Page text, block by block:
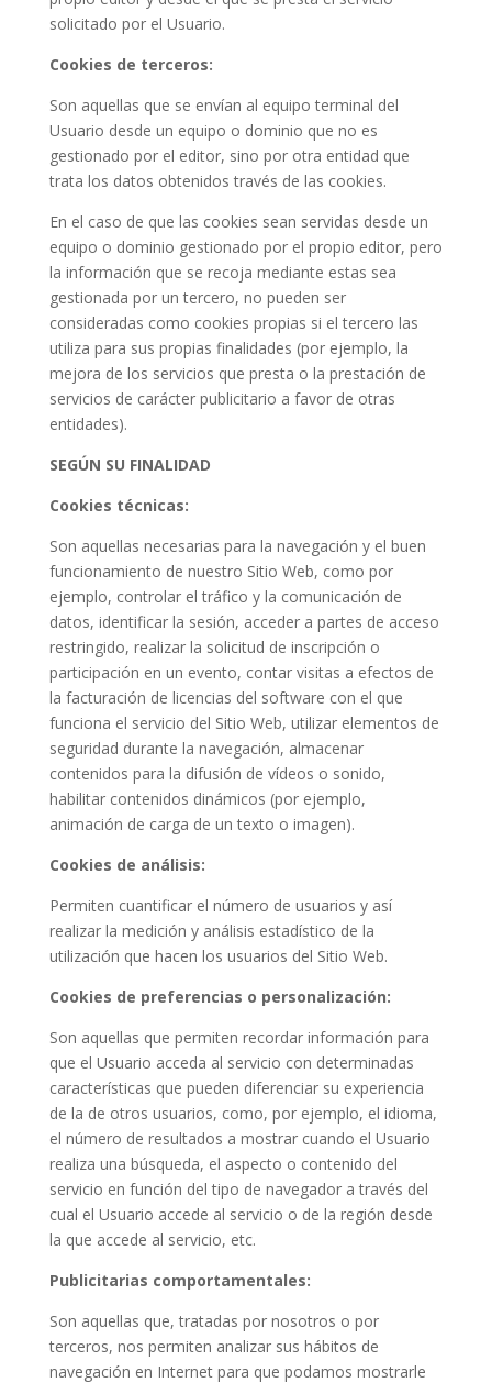
solicitado por el Usuario.
Cookies de terceros:
Son aquellas que se envían al equipo terminal del
Usuario desde un equipo o dominio que no es
gestionado por el editor, sino por otra entidad que
trata los datos obtenidos través de las cookies.
En el caso de que las cookies sean servidas desde un
equipo o dominio gestionado por el propio editor, pero
la información que se recoja mediante estas sea
gestionada por un tercero, no pueden ser
consideradas como cookies propias si el tercero las
utiliza para sus propias finalidades (por ejemplo, la
mejora de los servicios que presta o la prestación de
servicios de carácter publicitario a favor de otras
entidades).
SEGÚN SU FINALIDAD
Cookies técnicas:
Son aquellas necesarias para la navegación y el buen
funcionamiento de nuestro Sitio Web, como por
ejemplo, controlar el tráfico y la comunicación de
datos, identificar la sesión, acceder a partes de acceso
restringido, realizar la solicitud de inscripción o
participación en un evento, contar visitas a efectos de
la facturación de licencias del software con el que
funciona el servicio del Sitio Web, utilizar elementos de
seguridad durante la navegación, almacenar
contenidos para la difusión de vídeos o sonido,
habilitar contenidos dinámicos (por ejemplo,
animación de carga de un texto o imagen).
Cookies de análisis:
Permiten cuantificar el número de usuarios y así
realizar la medición y análisis estadístico de la
utilización que hacen los usuarios del Sitio Web.
Cookies de preferencias o personalización:
Son aquellas que permiten recordar información para
que el Usuario acceda al servicio con determinadas
características que pueden diferenciar su experiencia
de la de otros usuarios, como, por ejemplo, el idioma,
el número de resultados a mostrar cuando el Usuario
realiza una búsqueda, el aspecto o contenido del
servicio en función del tipo de navegador a través del
cual el Usuario accede al servicio o de la región desde
la que accede al servicio, etc.
Publicitarias comportamentales:
Son aquellas que, tratadas por nosotros o por
terceros, nos permiten analizar sus hábitos de
navegación en Internet para que podamos mostrarle